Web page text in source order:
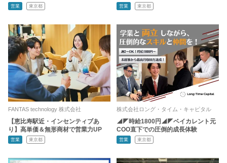
営業 東京都 営業 東京都
FANTAS technology 株式会社
【恵比寿駅近・インセンティブあ
り】高単価＆無形商材で営業力UP
営業 東京都
株式会社ロング・タイム・キャピタル
◢◤時給1800円◢◤ベイカレント元
COO直下での圧倒的成長体験
営業 東京都